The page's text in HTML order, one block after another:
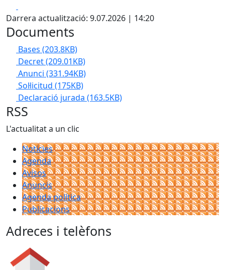
Darrera actualització: 9.07.2026 | 14:20
Documents
Bases (203.8KB)
Decret(209.01KB)
Anunci (331.94KB)
Sol·licitud (175KB)
Declaració jurada (163.5KB)
RSS
L'actualitat a un clic
Notícies
Agenda
Avisos
Anuncis
Agenda política
Publicacions
Adreces i telèfons